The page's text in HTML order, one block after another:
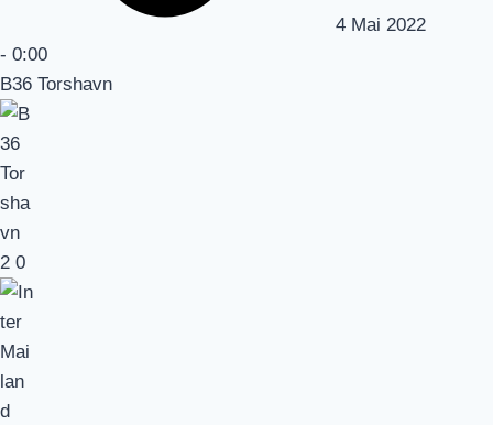
4 Mai 2022
- 0:00
B36 Torshavn
2 0